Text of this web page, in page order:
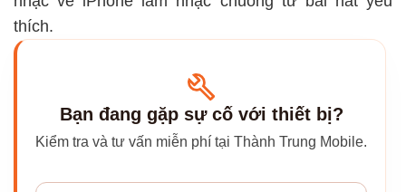
thích.
Bạn đang gặp sự cố với thiết bị?
Kiểm tra và tư vấn miễn phí tại Thành Trung Mobile.